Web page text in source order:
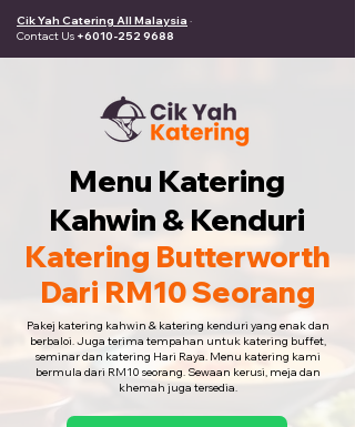
Cik Yah Catering All Malaysia ·
Contact Us +6010-252 9688
Menu Katering
Kahwin & Kenduri
Katering Butterworth
Dari RM10 Seorang
Pakej katering kahwin & katering kenduri yang enak dan
berbaloi. Juga terima tempahan untuk katering buffet,
seminar dan katering Hari Raya. Menu katering kami
bermula dari RM10 seorang. Sewaan kerusi, meja dan
khemah juga tersedia.